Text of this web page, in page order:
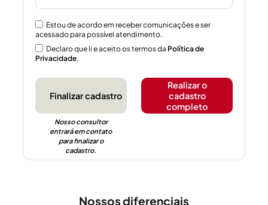
Estou de acordo em receber comunicações e ser
acessado para possível atendimento.
Declaro que li e aceito os termos da Política de
Privacidade.
Nosso consultor
entrará em contato
para finalizar o
cadastro.
Realizar o
cadastro
completo
Nossos diferenciais